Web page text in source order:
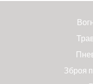
Зброя